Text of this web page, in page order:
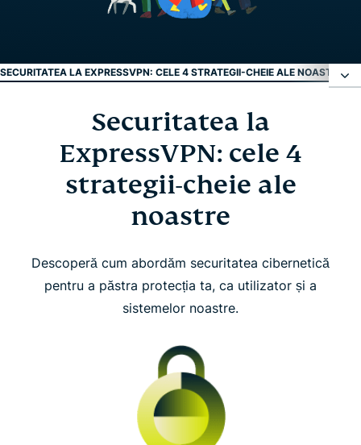
SECURITATEA LA EXPRESSVPN: CELE 4 STRATEGII-CHEIE ALE NOASTRE
Securitatea la ExpressVPN: cele 4 strategii-cheie
Inovație
Audituri de securitate independente
Leadership în industrie
Securitatea la
ExpressVPN: cele 4
strategii-cheie ale
noastre
Descoperă cum abordăm securitatea cibernetică
pentru a păstra protecția ta, ca utilizator și a
sistemelor noastre.